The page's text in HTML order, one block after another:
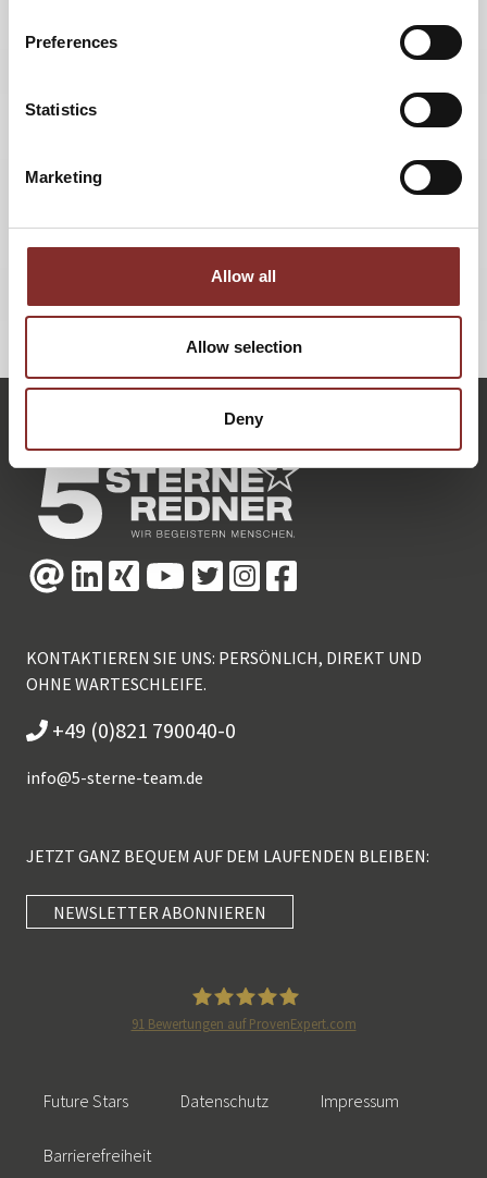
Preferences
Statistics
Marketing
Allow all
Allow selection
Deny
findet man Freunde für's Leben? Sicher nicht so leicht wie
Networking-Kontakte. Monika Scheddin hält auch hier
hilfreiche Tipps bereit. Gegenüber dem Lifestyle-Magazin
Insider verrät die 5 Sterne Rednerin die 10 wichtigsten
behalten.
ZURÜCK
KONTAKTIEREN SIE UNS: PERSÖNLICH, DIREKT UND
OHNE WARTESCHLEIFE.
+49 (0)821 790040-0
info@5-sterne-team.de
JETZT GANZ BEQUEM AUF DEM LAUFENDEN BLEIBEN:
NEWSLETTER ABONNIEREN
91 Bewertungen auf ProvenExpert.com
Future Stars Datenschutz Impressum
Barrierefreiheit
SEHR GUT